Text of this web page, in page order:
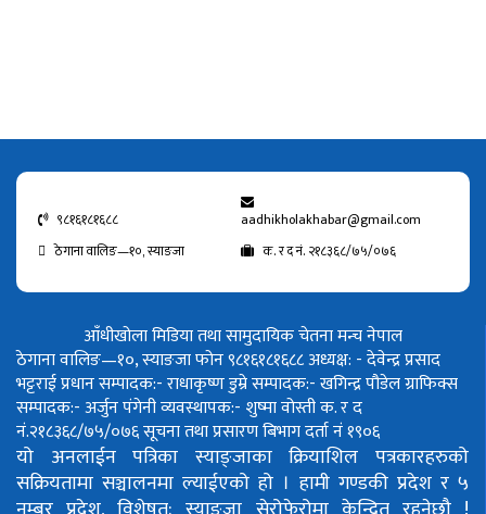
९८१६१८१६८८
aadhikholakhabar@gmail.com
ठेगाना वालिङ—१०, स्याङजा
क. र द नं. २१८३६८/७५/०७६
आँधीखोला मिडिया तथा सामुदायिक चेतना मन्च नेपाल
ठेगाना वालिङ—१०, स्याङजा फोन ९८१६१८१६८८अध्यक्ष: - देवेन्द्र प्रसाद
भट्टराईप्रधान सम्पादक:- राधाकृष्ण डुम्रेसम्पादक:- खगिन्द्र पौडेलग्राफिक्स
सम्पादक:- अर्जुन पंगेनीव्यवस्थापक:- शुष्मा वोस्तीक. र द
नं.२१८३६८/७५/०७६सूचना तथा प्रसारण बिभाग दर्ता नं १९०६
यो अनलाईन पत्रिका स्याङ्जाका क्रियाशिल पत्रकारहरुको
सक्रियतामा सञ्चालनमा ल्याईएको हो । हामी गण्डकी प्रदेश र ५